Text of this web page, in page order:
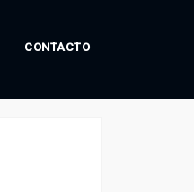
CONTACTO